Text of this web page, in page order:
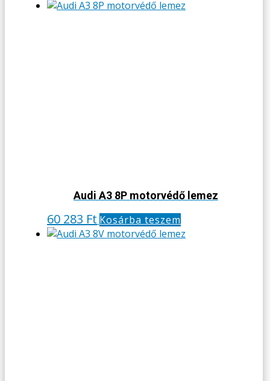
Audi A3 8P motorvédő lemez
60 283 Ft Kosárba teszem